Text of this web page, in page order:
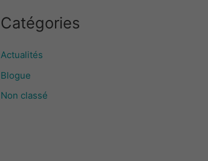
Catégories
Actualités
Blogue
Non classé